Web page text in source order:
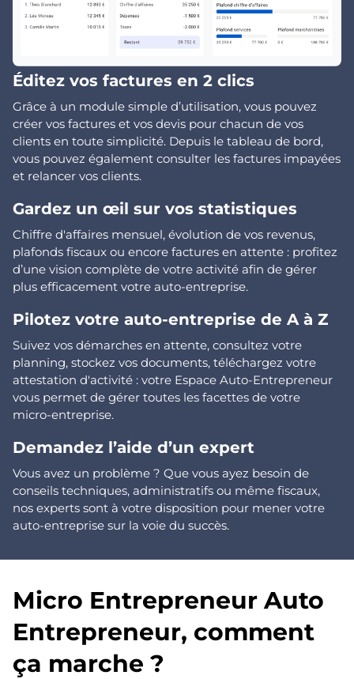
Éditez vos factures en 2 clics
Grâce à un module simple d’utilisation, vous pouvez
créer vos factures et vos devis pour chacun de vos
clients en toute simplicité. Depuis le tableau de bord,
vous pouvez également consulter les factures impayées
et relancer vos clients.
Gardez un œil sur vos statistiques
Chiffre d'affaires mensuel, évolution de vos revenus,
plafonds fiscaux ou encore factures en attente : profitez
d’une vision complète de votre activité afin de gérer
plus efficacement votre auto-entreprise.
Pilotez votre auto-entreprise de A à Z
Suivez vos démarches en attente, consultez votre
planning, stockez vos documents, téléchargez votre
attestation d'activité : votre Espace Auto-Entrepreneur
vous permet de gérer toutes les facettes de votre
micro-entreprise.
Demandez l’aide d’un expert
Vous avez un problème ? Que vous ayez besoin de
conseils techniques, administratifs ou même fiscaux,
nos experts sont à votre disposition pour mener votre
auto-entreprise sur la voie du succès.
Micro Entrepreneur Auto
Entrepreneur, comment
ça marche ?